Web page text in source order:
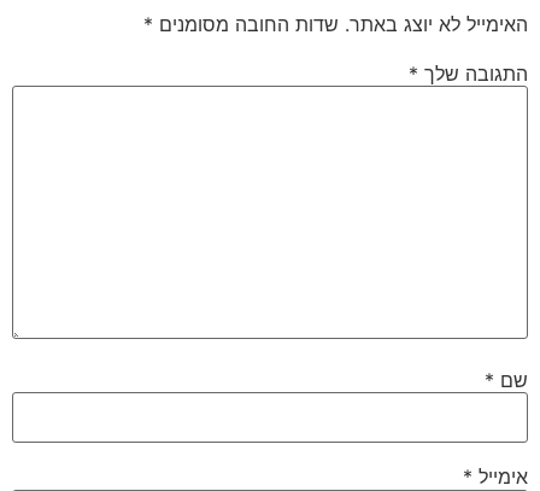
האימייל לא יוצג באתר. שדות החובה מסומנים *
התגובה שלך *
שם *
אימייל *